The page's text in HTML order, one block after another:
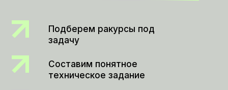
КОНТАКТЫ
Москва, ул. Дубининская, 41с1
+7 995 120-17-66